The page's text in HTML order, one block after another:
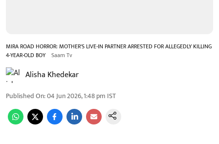
MIRA ROAD HORROR: MOTHER'S LIVE-IN PARTNER ARRESTED FOR ALLEGEDLY KILLING
4-YEAR-OLD BOY Saam Tv
Alisha Khedekar
Published On:04 Jun 2026, 1:48 pm IST